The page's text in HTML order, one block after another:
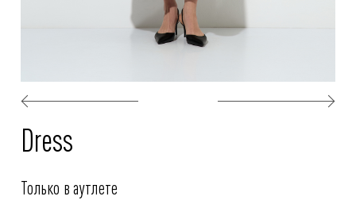
Dress
Только в аутлете